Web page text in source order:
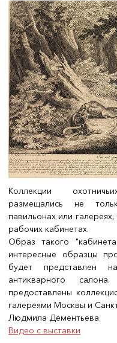
Коллекции
размещались не
павильонах или
рабочих кабинетах.
Образ такого
интересные образцы
будет представлен
антикварного
предоставлены
галереями Москвы и
Людмила Дементьева
Видео с выставки